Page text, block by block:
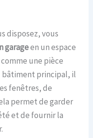
disposez, vous
garageen un espace
une pièce
bâtiment principal, il
fenêtres, de
permet de garder
et de fournir la